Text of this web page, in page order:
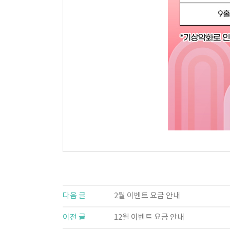
다음 글 2월 이벤트 요금 안내
이전 글 12월 이벤트 요금 안내